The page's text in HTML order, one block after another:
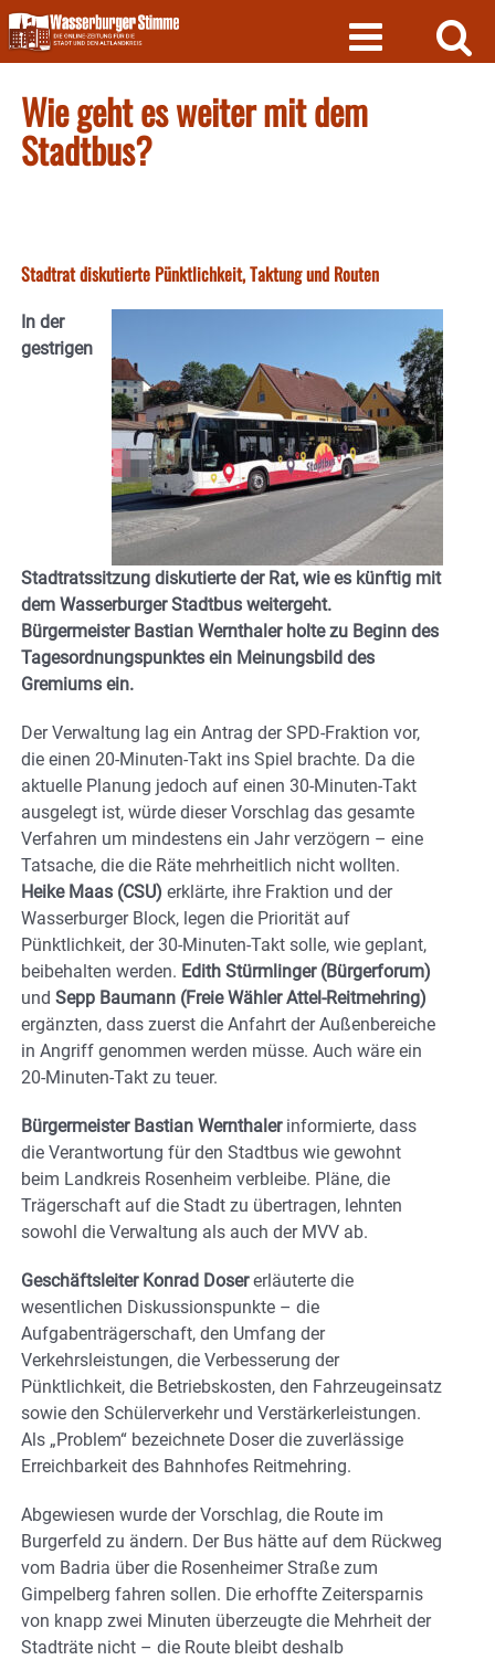
Skip
to
content
Wie geht es weiter mit dem
Stadtbus?
Stadtrat diskutierte Pünktlichkeit, Taktung und Routen
In der
gestrigen
Stadtratssitzung diskutierte der Rat, wie es künftig mit
dem Wasserburger Stadtbus weitergeht.
Bürgermeister Bastian Wernthaler holte zu Beginn des
Tagesordnungspunktes ein Meinungsbild des
Gremiums ein.
Der Verwaltung lag ein Antrag der SPD-Fraktion vor,
die einen 20-Minuten-Takt ins Spiel brachte. Da die
aktuelle Planung jedoch auf einen 30-Minuten-Takt
ausgelegt ist, würde dieser Vorschlag das gesamte
Verfahren um mindestens ein Jahr verzögern – eine
Tatsache, die die Räte mehrheitlich nicht wollten.
Heike Maas (CSU) erklärte, ihre Fraktion und der
Wasserburger Block, legen die Priorität auf
Pünktlichkeit, der 30-Minuten-Takt solle, wie geplant,
beibehalten werden. Edith Stürmlinger (Bürgerforum)
und Sepp Baumann (Freie Wähler Attel-Reitmehring)
ergänzten, dass zuerst die Anfahrt der Außenbereiche
in Angriff genommen werden müsse. Auch wäre ein
20-Minuten-Takt zu teuer.
Bürgermeister Bastian Wernthalerinformierte, dass
die Verantwortung für den Stadtbus wie gewohnt
beim Landkreis Rosenheim verbleibe. Pläne, die
Trägerschaft auf die Stadt zu übertragen, lehnten
sowohl die Verwaltung als auch der MVV ab.
Geschäftsleiter Konrad Dosererläuterte die
wesentlichen Diskussionspunkte – die
Aufgabenträgerschaft, den Umfang der
Verkehrsleistungen, die Verbesserung der
Pünktlichkeit, die Betriebskosten, den Fahrzeugeinsatz
sowie den Schülerverkehr und Verstärkerleistungen.
Als „Problem“ bezeichnete Doser die zuverlässige
Erreichbarkeit des Bahnhofes Reitmehring.
Abgewiesen wurde der Vorschlag, die Route im
Burgerfeld zu ändern. Der Bus hätte auf dem Rückweg
vom Badria über die Rosenheimer Straße zum
Gimpelberg fahren sollen. Die erhoffte Zeitersparnis
von knapp zwei Minuten überzeugte die Mehrheit der
Stadträte nicht – die Route bleibt deshalb